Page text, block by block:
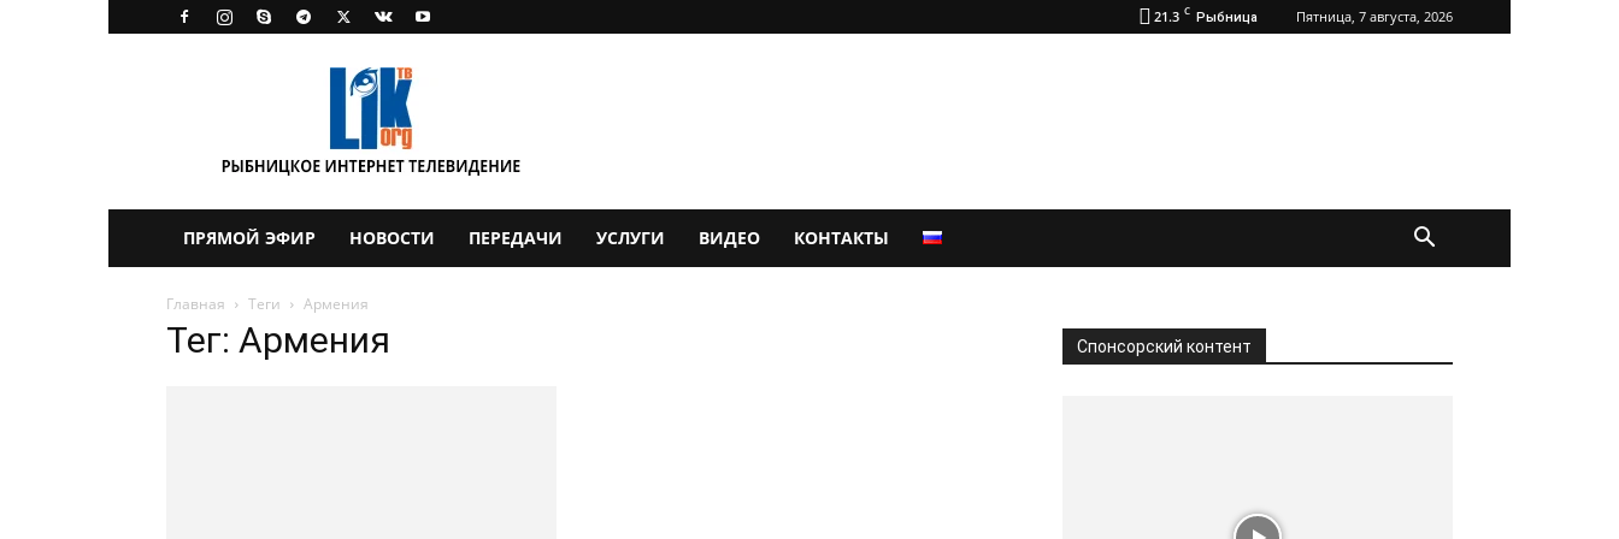
21.3 C Рыбница Пятница, 7 августа, 2026
ПРЯМОЙ ЭФИР НОВОСТИ ПЕРЕДАЧИ УСЛУГИ ВИДЕО КОНТАКТЫ
Главная Теги Армения
Тег: Армения Спонсорский контент